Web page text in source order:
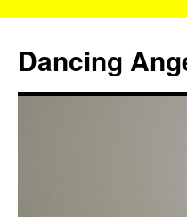
springen
Dancing